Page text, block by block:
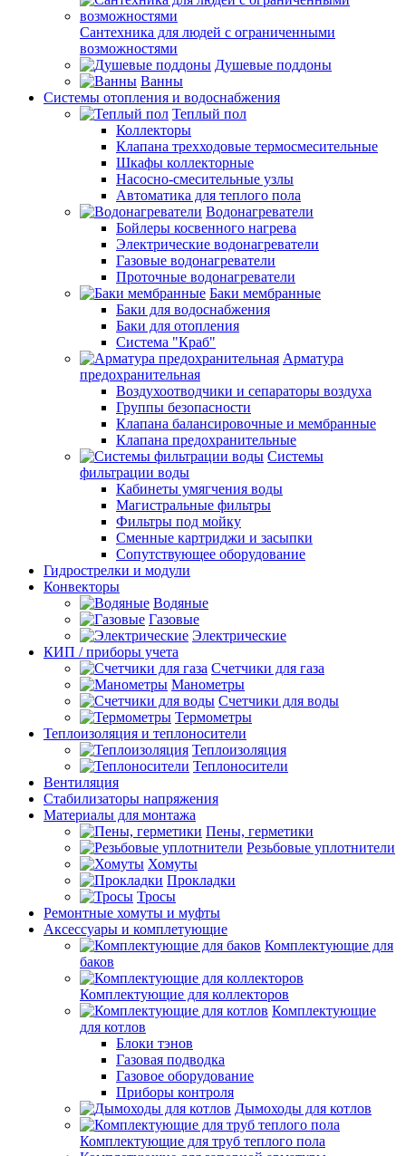
Сантехника для людей с ограниченными
возможностями
Душевые поддоны
Ванны
Системы отопления и водоснабжения
Теплый пол
Коллекторы
Клапана трехходовые термосмесительные
Шкафы коллекторные
Насосно-смесительные узлы
Автоматика для теплого пола
Водонагреватели
Бойлеры косвенного нагрева
Электрические водонагреватели
Газовые водонагреватели
Проточные водонагреватели
Баки мембранные
Баки для водоснабжения
Баки для отопления
Система "Краб"
Арматура
предохранительная
Воздухоотводчики и сепараторы воздуха
Группы безопасности
Клапана балансировочные и мембранные
Клапана предохранительные
Системы
фильтрации воды
Кабинеты умягчения воды
Магистральные фильтры
Фильтры под мойку
Сменные картриджи и засыпки
Сопутствующее оборудование
Гидрострелки и модули
Конвекторы
Водяные
Газовые
Электрические
КИП / приборы учета
Счетчики для газа
Манометры
Счетчики для воды
Термометры
Теплоизоляция и теплоносители
Теплоизоляция
Теплоносители
Вентиляция
Стабилизаторы напряжения
Материалы для монтажа
Пены, герметики
Резьбовые уплотнители
Хомуты
Прокладки
Тросы
Ремонтные хомуты и муфты
Аксессуары и комплетующие
Комплектующие для
баков
Комплектующие для коллекторов
Комплектующие
для котлов
Блоки тэнов
Газовая подводка
Газовое оборудование
Приборы контроля
Дымоходы для котлов
Комплектующие для труб теплого пола